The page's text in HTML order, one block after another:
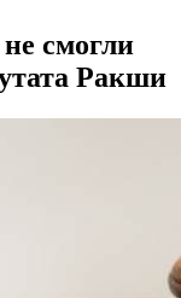
смогли
Ракши